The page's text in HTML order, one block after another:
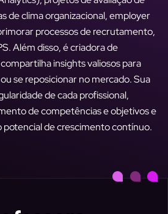
de clima organizacional, employer
processos de recrutamento,
Além disso, é criadora de
insights valiosos para
se reposicionar no mercado. Sua
de cada profissional,
de competências e objetivos e
de crescimento contínuo.